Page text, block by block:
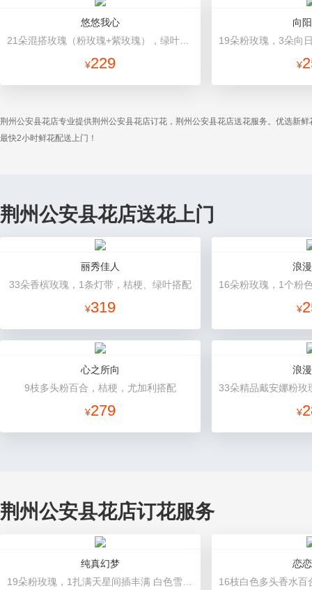
悠悠我心
¥229
向
¥
荆州公安县花店专业提供荆州公安县花店订花，荆州公安县花店送花服务。优选新
最快2小时鲜花配送上门！
荆州公安县花店送花上门
丽秀佳人
33朵香槟玫瑰，1条灯带，桔梗、绿叶搭配
¥319
浪
¥
心之所向
9枝多头粉百合，桔梗，尤加利搭配
¥279
浪
¥
荆州公安县花店订花服务
纯真幻梦
恋